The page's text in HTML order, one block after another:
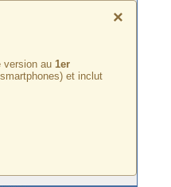
×
version au 1er
et inclut